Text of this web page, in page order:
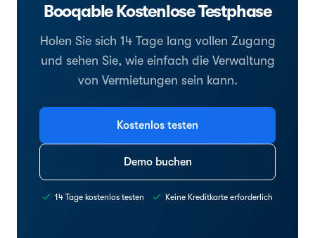
Booqable Kostenlose Testphase
Holen Sie sich 14 Tage lang vollen Zugang
und sehen Sie, wie einfach die Verwaltung
von Vermietungen sein kann.
Kostenlos testen
Demo buchen
14 Tage kostenlos testen Keine Kreditkarte erforderlich